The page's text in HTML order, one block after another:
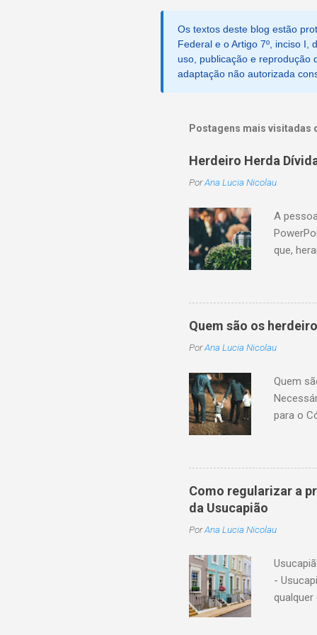
Os textos deste blog estão
Federal e o Artigo 7º, inciso I,
uso, publicação e reprodução
adaptação não autorizada
Postagens mais visitadas
Herdeiro Herda
PorAna Lucia Nicolau
A
que,
não
a
legítima
da
Quem são os
PorAna Lucia Nicolau
Quem
para o
na
1.845,
o
o
adotado
parcial,
Como regularizar a
da Usucapião
PorAna Lucia Nicolau
-
qualquer